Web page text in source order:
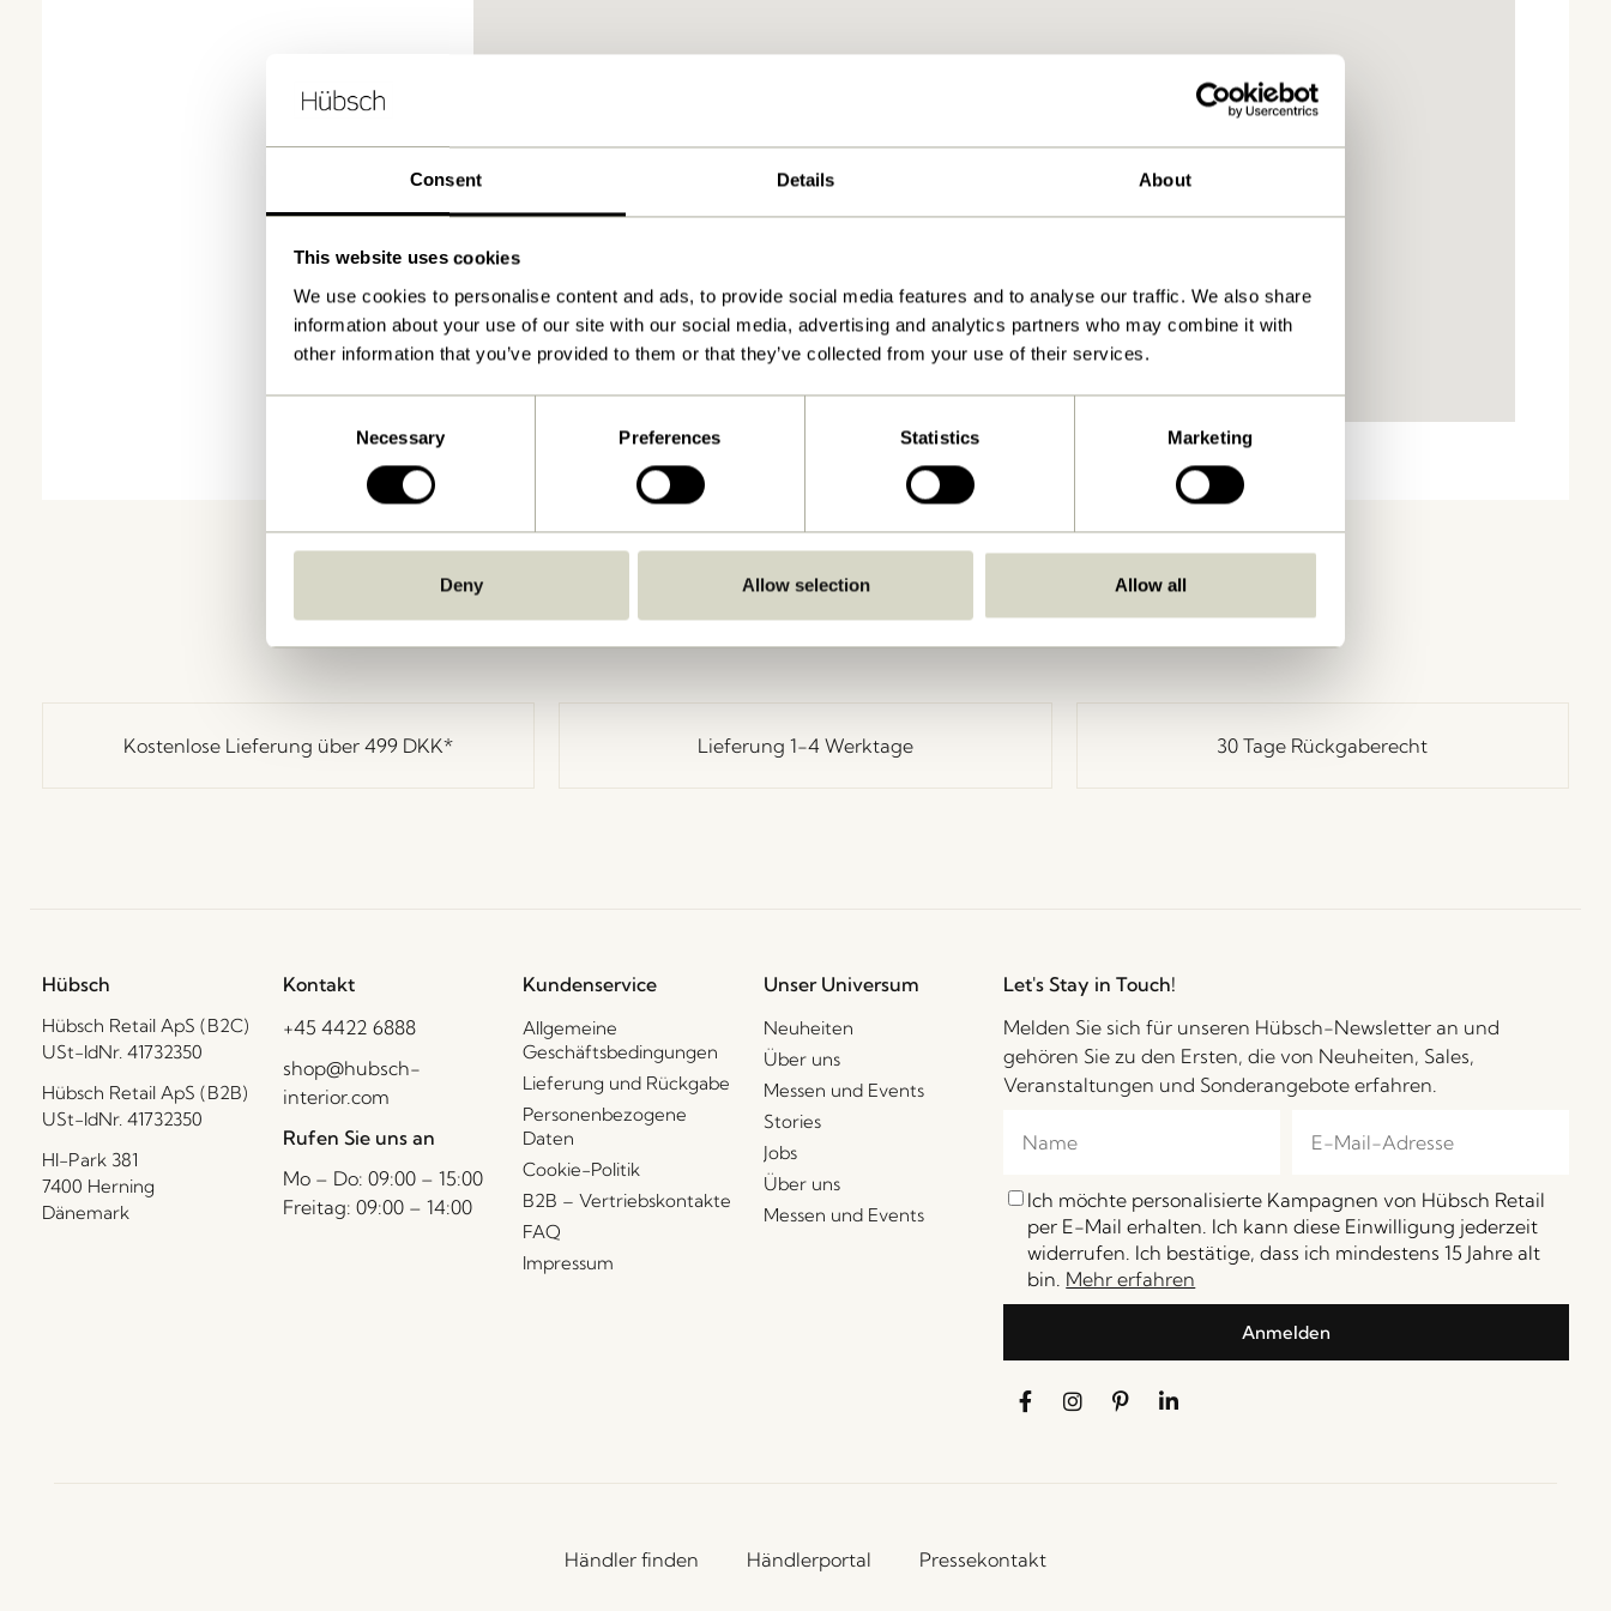
Consent Details About
This website uses cookies
We use cookies to personalise content and ads, to provide social media features and to analyse our traffic. We also share
information about your use of our site with our social media, advertising and analytics partners who may combine it with
other information that you’ve provided to them or that they’ve collected from your use of their services.
Necessary Preferences Statistics Marketing
Deny Allow selection Allow all
Kostenlose Lieferung über499 DKK* Lieferung 1-4 Werktage 30 Tage Rückgaberecht
Hübsch
Hübsch Retail ApS (B2C)
USt-IdNr. 41732350
Hübsch Retail ApS (B2B)
USt-IdNr. 41732350
HI-Park 381
7400 Herning
Dänemark
Kontakt
+45 4422 6888
shop@hubsch-
interior.com
Rufen Sie uns an
Mo – Do: 09:00 – 15:00
Freitag: 09:00 – 14:00
Kundenservice
Allgemeine
Geschäftsbedingungen
Lieferung und Rückgabe
Personenbezogene
Daten
Cookie-Politik
B2B – Vertriebskontakte
FAQ
Impressum
Unser Universum
Neuheiten
Über uns
Messen und Events
Stories
Jobs
Über uns
Messen und Events
Let's Stay in Touch!
Melden Sie sich für unseren Hübsch-Newsletter an und
gehören Sie zu den Ersten, die von Neuheiten, Sales,
Veranstaltungen und Sonderangebote erfahren.
Ich möchte personalisierte Kampagnen von Hübsch Retail
per E-Mail erhalten. Ich kann diese Einwilligung jederzeit
widerrufen. Ich bestätige, dass ich mindestens 15 Jahre alt
bin. Mehr erfahren
Anmelden
Händler finden Händlerportal Pressekontakt